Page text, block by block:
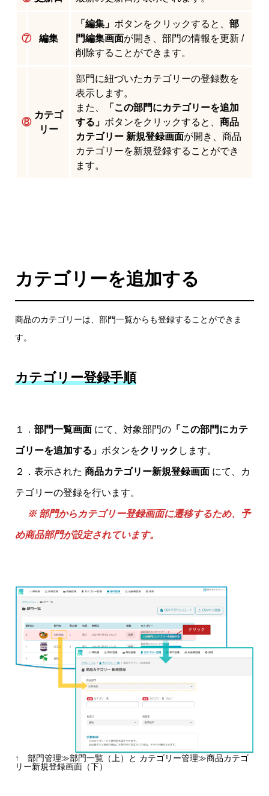
⑦ 編集
「編集」 ボタンをクリックすると、 部
門編集画面が開き、部門の情報を更新 /
削除することができます。
⑧
カテゴ
リー
部門に紐づいたカテゴリーの登録数を
表示します。
また、
「この部門にカテゴリーを追加
する」 ボタンをクリックすると、 商品
カテゴリー 新規登録画面が開き、商品
カテゴリーを新規登録することができ
ます。
カテゴリーを追加する
商品のカテゴリーは、部門一覧からも登録することができま
す。
カテゴリー登録手順
１． 部門一覧画面 にて、対象部門の 「この部門にカテ
ゴリーを追加する」 ボタンをクリック します。
２．表示された 商品カテゴリー新規登録画面 にて、カ
テゴリーの登録を行います。
※ 部門からカテゴリー登録画面に遷移するため、予
め商品部門が設定されています。
↑ 部門管理≫部門一覧（上）と カテゴリー管理≫商品カテゴ
リー新規登録画面（下）